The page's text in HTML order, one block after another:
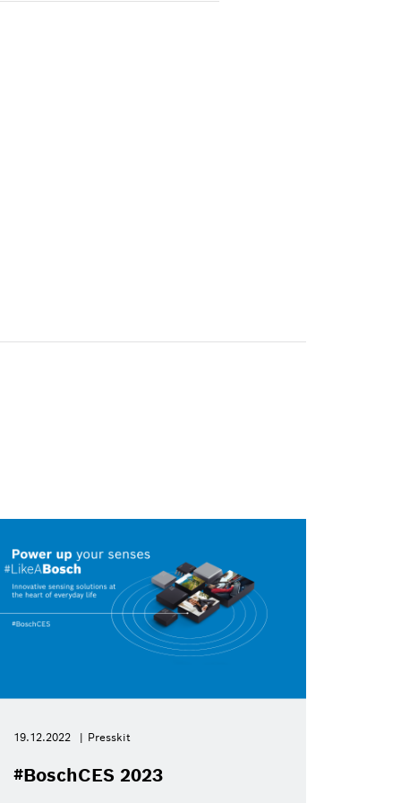
19.12.2022 Presskit
#BoschCES 2023